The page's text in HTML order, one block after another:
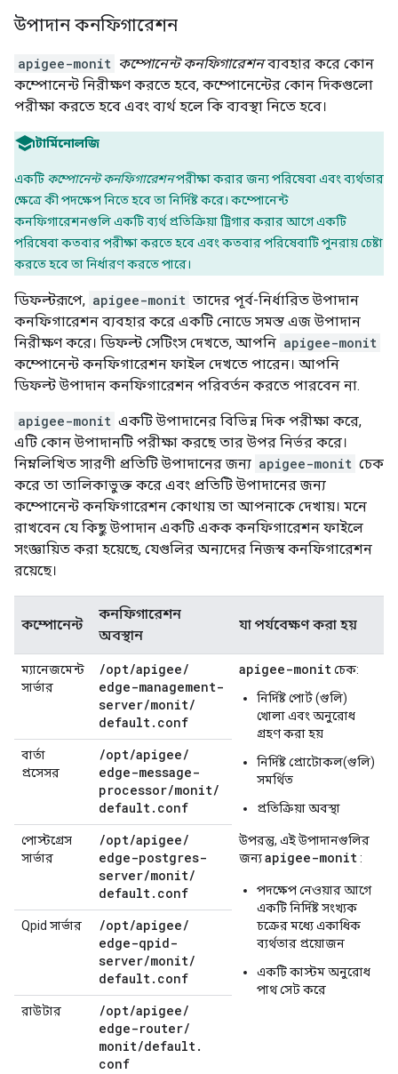
উপাদান কনফিগারেশন
apigee-monit কম্পোনেন্ট কনফিগারেশনব্যবহার করে কোন
কম্পোনেন্ট নিরীক্ষণ করতে হবে, কম্পোনেন্টের কোন দিকগুলো
পরীক্ষা করতে হবে এবং ব্যর্থ হলে কি ব্যবস্থা নিতে হবে।
টার্মিনোলজি
একটি কম্পোনেন্ট কনফিগারেশনপরীক্ষা করার জন্য পরিষেবা এবং ব্যর্থতার
ক্ষেত্রে কী পদক্ষেপ নিতে হবে তা নির্দিষ্ট করে। কম্পোনেন্ট
কনফিগারেশনগুলি একটি ব্যর্থ প্রতিক্রিয়া ট্রিগার করার আগে একটি
পরিষেবা কতবার পরীক্ষা করতে হবে এবং কতবার পরিষেবাটি পুনরায় চেষ্টা
করতে হবে তা নির্ধারণ করতে পারে।
ডিফল্টরূপে, apigee-monit তাদের পূর্ব-নির্ধারিত উপাদান
কনফিগারেশন ব্যবহার করে একটি নোডে সমস্ত এজ উপাদান
নিরীক্ষণ করে। ডিফল্ট সেটিংস দেখতে, আপনি apigee-monit
কম্পোনেন্ট কনফিগারেশন ফাইল দেখতে পারেন। আপনি
ডিফল্ট উপাদান কনফিগারেশন পরিবর্তন করতে পারবেন না.
apigee-monit একটি উপাদানের বিভিন্ন দিক পরীক্ষা করে,
এটি কোন উপাদানটি পরীক্ষা করছে তার উপর নির্ভর করে।
নিম্নলিখিত সারণী প্রতিটি উপাদানের জন্য apigee-monit চেক
করে তা তালিকাভুক্ত করে এবং প্রতিটি উপাদানের জন্য
কম্পোনেন্ট কনফিগারেশন কোথায় তা আপনাকে দেখায়। মনে
রাখবেন যে কিছু উপাদান একটি একক কনফিগারেশন ফাইলে
সংজ্ঞায়িত করা হয়েছে, যেগুলির অন্যদের নিজস্ব কনফিগারেশন
রয়েছে।
কম্পোনেন্ট
কনফিগারেশন
অবস্থান
যা পর্যবেক্ষণ করা হয়
ম্যানেজমেন্ট
সার্ভার
/opt/apigee/
edge-management-
server/monit/
default. conf
apigee-monitচেক:
নির্দিষ্ট পোর্ট (গুলি)
খোলা এবং অনুরোধ
গ্রহণ করা হয়
নির্দিষ্ট প্রোটোকল(গুলি)
সমর্থিত
প্রতিক্রিয়া অবস্থা
উপরন্তু, এই উপাদানগুলির
জন্যapigee-monit:
পদক্ষেপ নেওয়ার আগে
একটি নির্দিষ্ট সংখ্যক
চক্রের মধ্যে একাধিক
ব্যর্থতার প্রয়োজন
একটি কাস্টম অনুরোধ
পাথ সেট করে
বার্তা
প্রসেসর
/opt/apigee/
edge-message-
processor/monit/
default. conf
পোস্টগ্রেস
সার্ভার
/opt/apigee/
edge-postgres-
server/monit/
default. conf
Qpid সার্ভার /opt/apigee/
edge-qpid-
server/monit/
default. conf
রাউটার /opt/apigee/
edge-router/
monit/default.
conf